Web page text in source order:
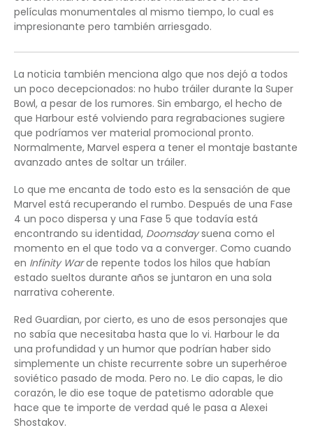
películas monumentales al mismo tiempo, lo cual es
impresionante pero también arriesgado.
La noticia también menciona algo que nos dejó a todos
un poco decepcionados: no hubo tráiler durante la Super
Bowl, a pesar de los rumores. Sin embargo, el hecho de
que Harbour esté volviendo para regrabaciones sugiere
que podríamos ver material promocional pronto.
Normalmente, Marvel espera a tener el montaje bastante
avanzado antes de soltar un tráiler.
Lo que me encanta de todo esto es la sensación de que
Marvel está recuperando el rumbo. Después de una Fase
4 un poco dispersa y una Fase 5 que todavía está
encontrando su identidad, Doomsdaysuena como el
momento en el que todo va a converger. Como cuando
en Infinity Warde repente todos los hilos que habían
estado sueltos durante años se juntaron en una sola
narrativa coherente.
Red Guardian, por cierto, es uno de esos personajes que
no sabía que necesitaba hasta que lo vi. Harbour le da
una profundidad y un humor que podrían haber sido
simplemente un chiste recurrente sobre un superhéroe
soviético pasado de moda. Pero no. Le dio capas, le dio
corazón, le dio ese toque de patetismo adorable que
hace que te importe de verdad qué le pasa a Alexei
Shostakov.